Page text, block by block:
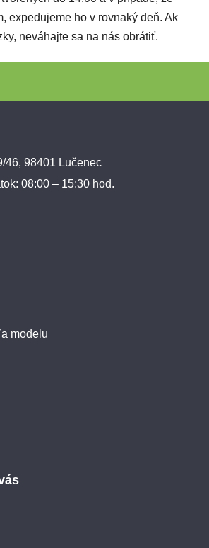
expedujeme ho v rovnaký deň. Ak
neváhajte sa na nás obrátiť.
46, 98401 Lučenec
08:00 – 15:30 hod.
modelu